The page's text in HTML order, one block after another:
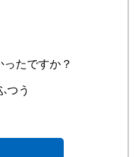
たですか？
つう